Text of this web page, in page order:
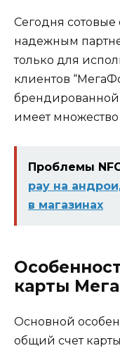
Сегодня сотовые
надежным
только для
клиентов
брендированной
имеет
Проблемы
pay на
в магазинах
карты
Основной
общий счет